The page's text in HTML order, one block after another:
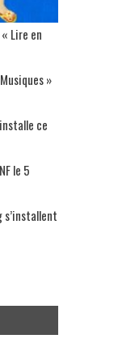
Lire en
»
ce
le 5
s’installent